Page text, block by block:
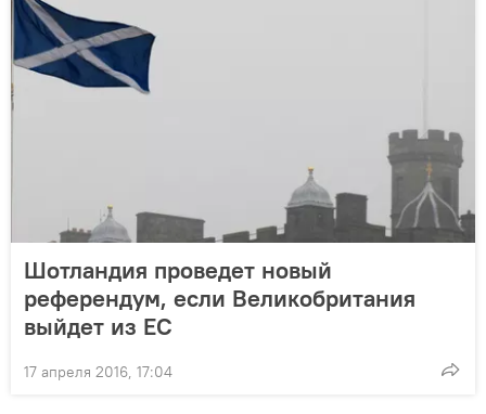
Шотландия проведет новый
референдум, если Великобритания
выйдет из ЕС
17 апреля 2016, 17:04